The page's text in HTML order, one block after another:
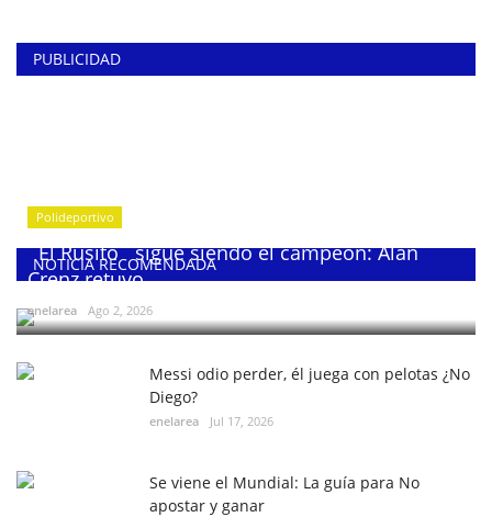
PUBLICIDAD
NOTICIA RECOMENDADA
Polideportivo
¨El Rusito¨ sigue siendo el campeón: Alan
Crenz retuvo...
enelarea Ago 2, 2026
Messi odio perder, él juega con pelotas ¿No
Diego?
enelarea Jul 17, 2026
Se viene el Mundial: La guía para No
apostar y ganar